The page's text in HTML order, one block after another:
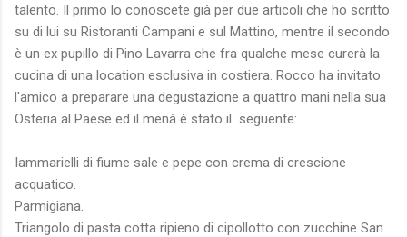
talento. Il primo lo conoscete già per due articoli che ho scritto
su di lui su Ristoranti Campani e sul Mattino, mentre il secondo
è un ex pupillo di Pino Lavarra che fra qualche mese curerà la
cucina di una location esclusiva in costiera. Rocco ha invitato
l'amico a preparare una degustazione a quattro mani nella sua
Osteria al Paese ed il menà è stato il seguente:
Iammarielli di fiume sale e pepe con crema di crescione
acquatico.
Parmigiana.
Triangolo di pasta cotta ripieno di cipollotto con zucchine San